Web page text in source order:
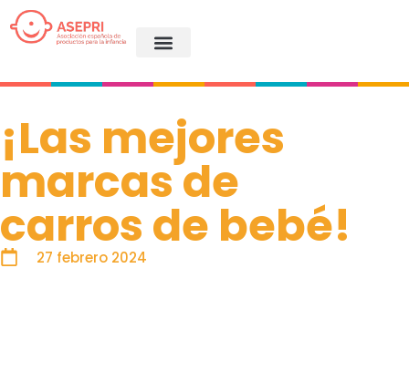
¡Las mejores
marcas de
carros de bebé!
27 febrero 2024